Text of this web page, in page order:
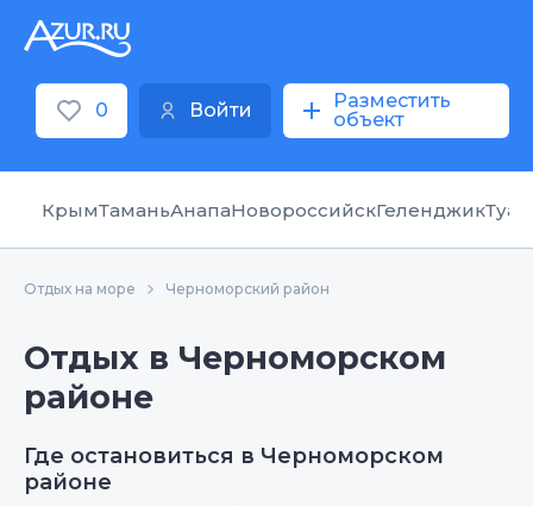
0 Войти
Разместить
объект
КрымТаманьАнапаНовороссийскГеленджик
Отдых на море Черноморский район
Отдых в Черноморском
районе
Где остановиться в Черноморском
районе